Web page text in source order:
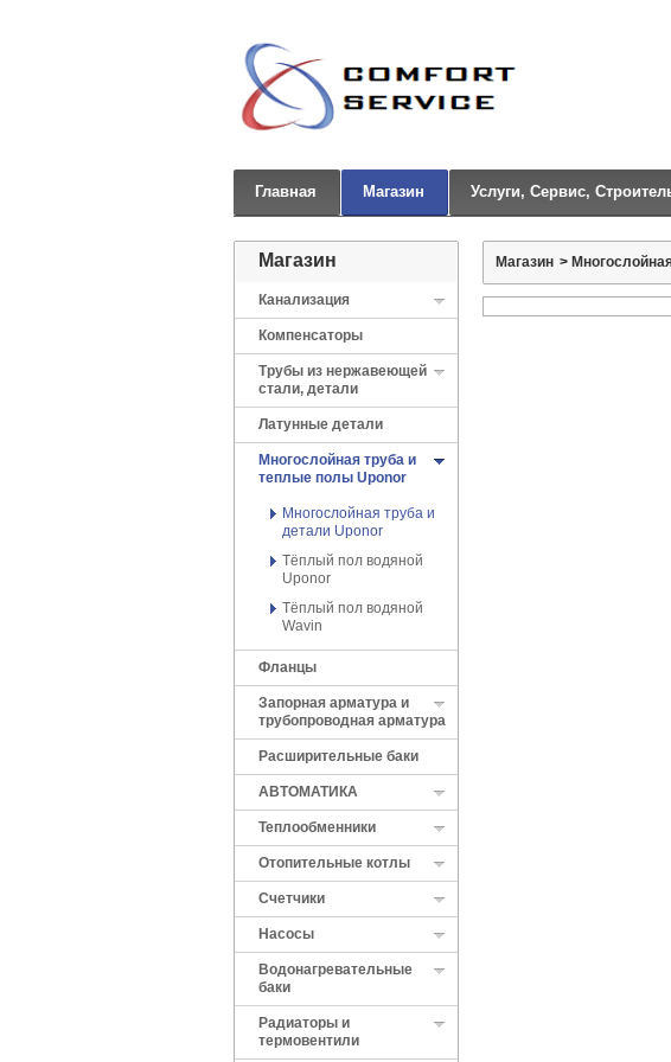
Главная Магазин Услуги, Сервис,
Магазин
Канализация
Компенсаторы
Трубы из нержавеющей
стали, детали
Латунные детали
Многослойная труба и
теплые полы Uponor
Многослойная труба и
детали Uponor
Тёплый пол водяной
Uponor
Тёплый пол водяной
Wavin
Фланцы
Запорная арматура и
трубопроводная арматура
Расширительные баки
АВТОМАТИКА
Теплообменники
Отопительные котлы
Cчетчики
Насосы
Водонагревательные
баки
Радиаторы и
термовентили
Магазин >